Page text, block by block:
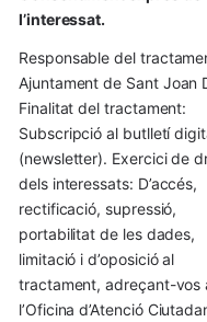
l’interessat.
Responsable del
Ajuntament de Sant Joan
Finalitat del tractament:
Subscripció al butlletí
(newsletter). Exercici de
dels interessats: D’accés,
rectificació, supressió,
portabilitat de les dades,
limitació i d’oposició al
tractament, adreçant-vos
l’Oficina d’Atenció